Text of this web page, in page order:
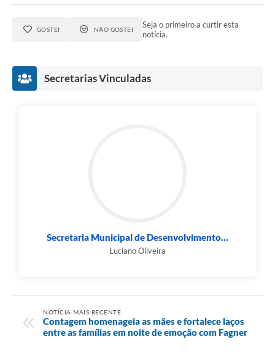
GOSTEI NÃO GOSTEI
Seja o primeiro a curtir esta
notícia.
Secretarias Vinculadas
Secretaria Municipal de Desenvolvimento...
Luciano Oliveira
NOTÍCIA MAIS RECENTE
Contagem homenageia as mães e fortalece laços
entre as famílias em noite de emoção com Fagner